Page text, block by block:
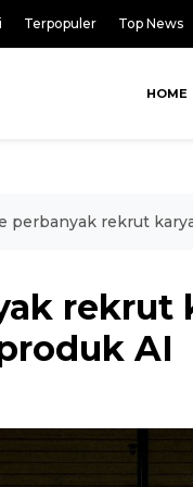
Terpopuler Top News
HOME
perbanyak rekrut
rekrut
AI